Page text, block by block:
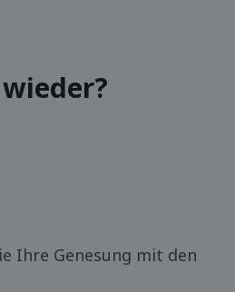
Ihre Genesung mit den